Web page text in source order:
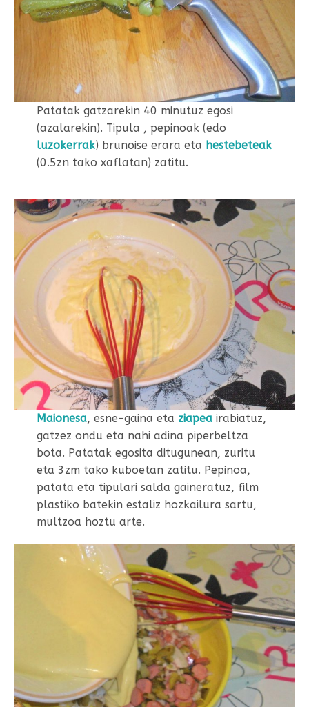
Patatak gatzarekin 40 minutuz egosi
(azalarekin). Tipula , pepinoak (edo
luzokerrak) brunoise erara eta hestebeteak
(0.5zn tako xaflatan) zatitu.
Maionesa, esne-gaina eta ziapeairabiatuz,
gatzez ondu eta nahi adina piperbeltza
bota. Patatak egosita ditugunean, zuritu
eta 3zm tako kuboetan zatitu. Pepinoa,
patata eta tipulari salda gaineratuz, film
plastiko batekin estaliz hozkailura sartu,
multzoa hoztu arte.